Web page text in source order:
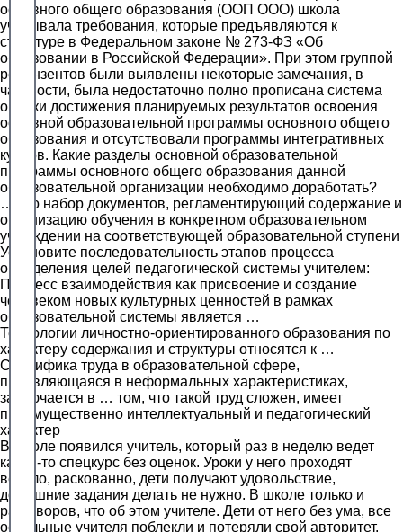
основного общего образования (ООП ООО) школа
учитывала требования, которые предъявляются к
структуре в Федеральном законе № 273-ФЗ «Об
образовании в Российской Федерации». При этом группой
рецензентов были выявлены некоторые замечания, в
частности, была недостаточно полно прописана система
оценки достижения планируемых результатов освоения
основной образовательной программы основного общего
образования и отсутствовали программы интегративных
курсов. Какие разделы основной образовательной
программы основного общего образования данной
образовательной организации необходимо доработать?
… это набор документов, регламентирующий содержание и
организацию обучения в конкретном образовательном
учреждении на соответствующей образовательной ступени
Установите последовательность этапов процесса
определения целей педагогической системы учителем:
Процесс взаимодействия как присвоение и создание
человеком новых культурных ценностей в рамках
образовательной системы является …
Технологии личностно-ориентированного образования по
характеру содержания и структуры относятся к …
Специфика труда в образовательной сфере,
проявляющаяся в неформальных характеристиках,
заключается в … том, что такой труд сложен, имеет
преимущественно интеллектуальный и педагогический
характер
В школе появился учитель, который раз в неделю ведет
какой-то спецкурс без оценок. Уроки у него проходят
весело, раскованно, дети получают удовольствие,
домашние задания делать не нужно. В школе только и
разговоров, что об этом учителе. Дети от него без ума, все
остальные учителя поблекли и потеряли свой авторитет.